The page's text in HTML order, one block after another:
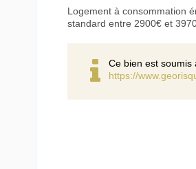
Logement à consommation
standard entre 2900€ et
Ce bien est soumis
https://